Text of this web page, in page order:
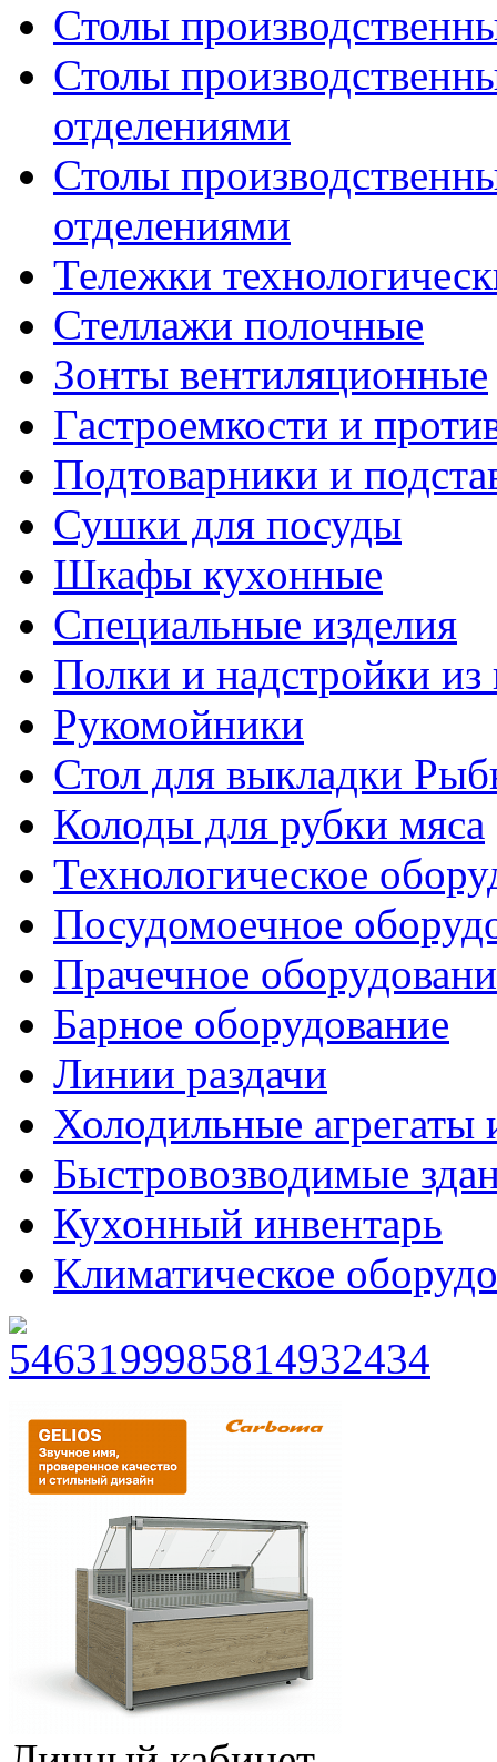
Столы
Столы
отделениями
Столы
отделениями
Тележки
Стеллажи полочные
Зонты вентиляционные
Гастроемкости и
Подтоварники и
Сушки для посуды
Шкафы кухонные
Специальные изделия
Полки и надстройки из
Рукомойники
Стол для выкладки
Колоды для рубки мяса
Технологическое
Посудомоечное
Прачечное
Барное оборудование
Линии раздачи
Холодильные агрегаты
Быстровозводимые
Кухонный инвентарь
Климатическое